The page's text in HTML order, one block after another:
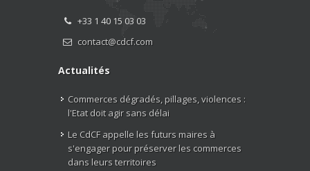
+33 1 40 15 03 03
contact@cdcf.com
Actualités
Commerces dégradés, pillages, violences :
l'Etat doit agir sans délai
Le CdCF appelle les futurs maires à
s'engager pour préserver les commerces
dans leurs territoires